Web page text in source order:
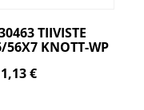
TIIVISTE
56X7 KNOTT-WP
€